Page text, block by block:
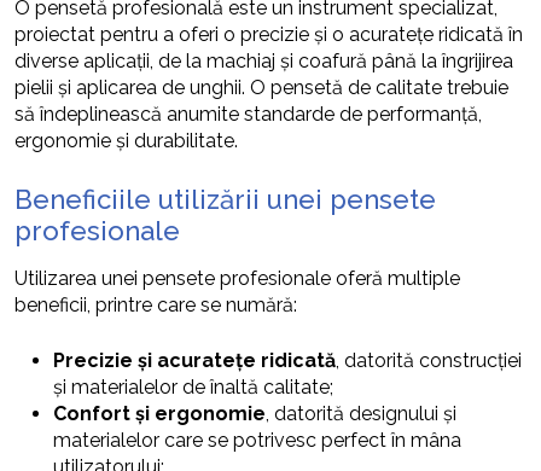
O pensetă profesională este un instrument specializat,
proiectat pentru a oferi o precizie și o acuratețe ridicată în
diverse aplicații, de la machiaj și coafură până la îngrijirea
pielii și aplicarea de unghii. O pensetă de calitate trebuie
să îndeplinească anumite standarde de performanță,
ergonomie și durabilitate.
Beneficiile utilizării unei pensete
profesionale
Utilizarea unei pensete profesionale oferă multiple
beneficii, printre care se numără:
Precizie și acuratețe ridicată, datorită construcției
și materialelor de înaltă calitate;
Confort și ergonomie, datorită designului și
materialelor care se potrivesc perfect în mâna